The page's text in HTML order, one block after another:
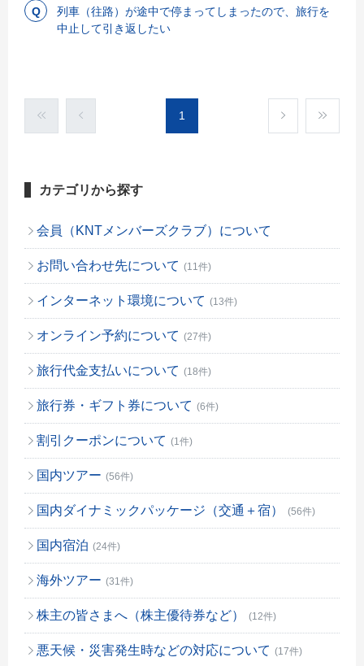
列車（往路）が途中で停まってしまったので、旅行を
中止して引き返したい
1
カテゴリから探す
会員（KNTメンバーズクラブ）について
お問い合わせ先について (11件)
インターネット環境について (13件)
オンライン予約について (27件)
旅行代金支払いについて (18件)
旅行券・ギフト券について (6件)
割引クーポンについて (1件)
国内ツアー (56件)
国内ダイナミックパッケージ（交通＋宿） (56件)
国内宿泊 (24件)
海外ツアー (31件)
株主の皆さまへ（株主優待券など） (12件)
悪天候・災害発生時などの対応について (17件)